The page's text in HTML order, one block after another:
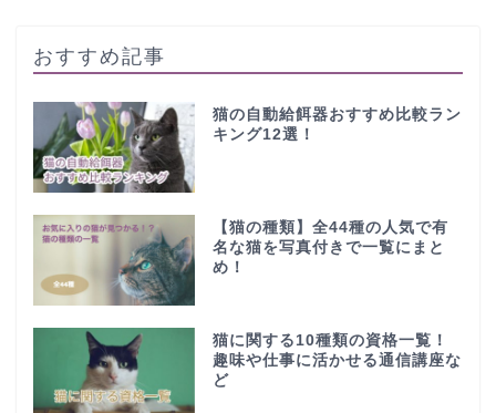
おすすめ記事
猫の自動給餌器おすすめ比較ラン
キング12選！
【猫の種類】全44種の人気で有
名な猫を写真付きで一覧にまと
め！
猫に関する10種類の資格一覧！
趣味や仕事に活かせる通信講座な
ど